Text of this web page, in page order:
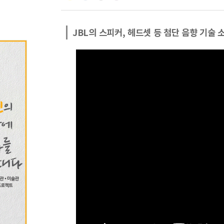
JBL의 스피커, 헤드셋 등 첨단 음향 기술